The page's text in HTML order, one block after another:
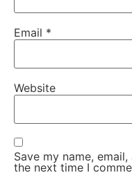
Email *
Website
Save my name,
the next time I